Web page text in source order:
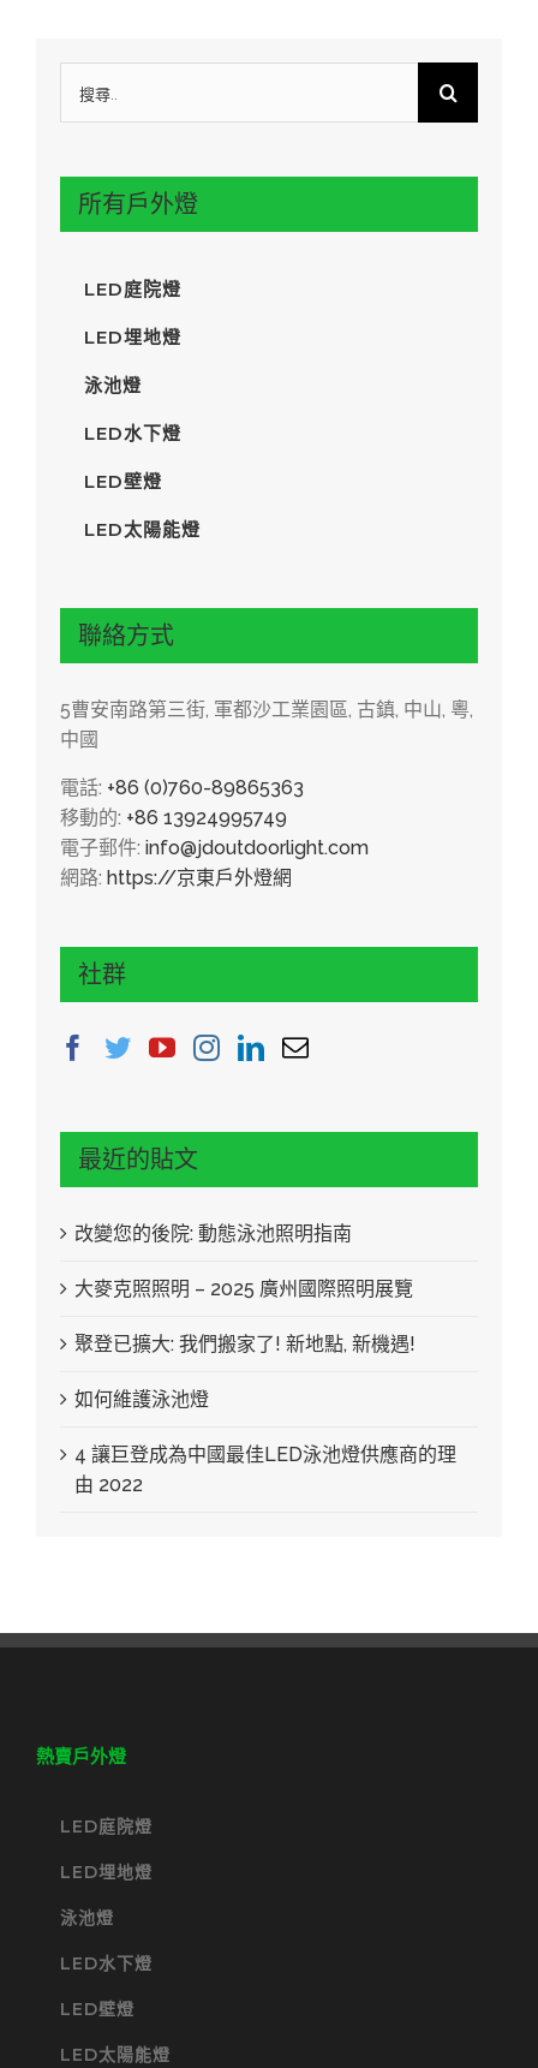
尋:
所有戶外燈
LED庭院燈
LED埋地燈
泳池燈
LED水下燈
LED壁燈
LED太陽能燈
聯絡方式
5曹安南路第三街, 軍都沙工業園區, 古鎮, 中山, 粵,
中國
電話: +86 (0)760-89865363
移動的: +86 13924995749
電子郵件: info@jdoutdoorlight.com
網路: https://京東戶外燈網
社群
最近的貼文
改變您的後院: 動態泳池照明指南
大麥克照照明 – 2025 廣州國際照明展覽
聚登已擴大: 我們搬家了! 新地點, 新機遇!
如何維護泳池燈
4 讓巨登成為中國最佳LED泳池燈供應商的理
由 2022
熱賣戶外燈
LED庭院燈
LED埋地燈
泳池燈
LED水下燈
LED壁燈
LED太陽能燈